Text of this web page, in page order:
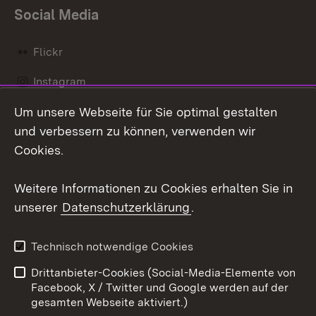
Social Media
Flickr
Instagram
Social Wall
Barrierefreiheit
Benutzungshinweise
Impressum
Cookies
Um unsere Webseite für Sie optimal gestalten
und verbessern zu können, verwenden wir
Cookies.
Weitere Informationen zu Cookies erhalten Sie in
unserer Datenschutzerklärung.
Technisch notwendige Cookies
Drittanbieter-Cookies (Social-Media-Elemente von
Facebook, X / Twitter und Google werden auf der
gesamten Webseite aktiviert.)